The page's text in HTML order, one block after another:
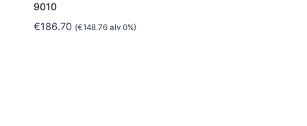
9010
€186.70 (€148.76alv 0%)